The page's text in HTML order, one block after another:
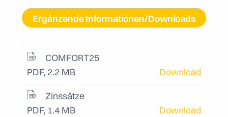
Ergänzende Informationen/Downloads
COMFORT25
PDF, 2.2 MB
Download
Zinssätze
PDF, 1.4 MB
Download